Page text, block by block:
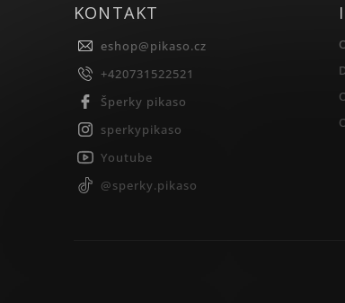
KONTAKT
eshop@pikaso.cz
+420731522521
Šperky pikaso
sperkypikaso
Youtube
@sperky.pikaso